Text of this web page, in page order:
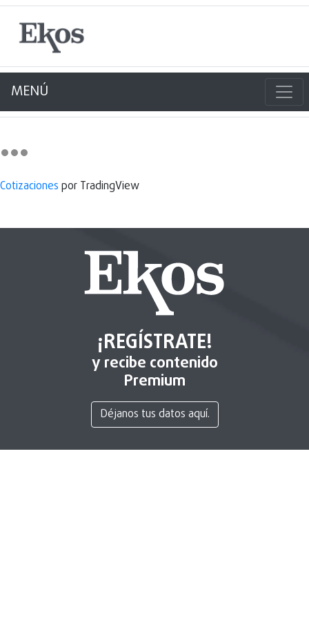
MENÚ
Cotizaciones por TradingView
¡REGÍSTRATE!
y recibe contenido
Premium
Déjanos tus datos aquí.